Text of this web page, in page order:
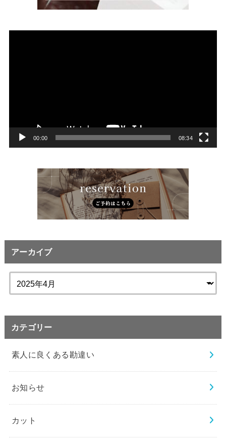
00:00 08:34
アーカイブ
カテゴリー
素人に良くある勘違い
お知らせ
カット